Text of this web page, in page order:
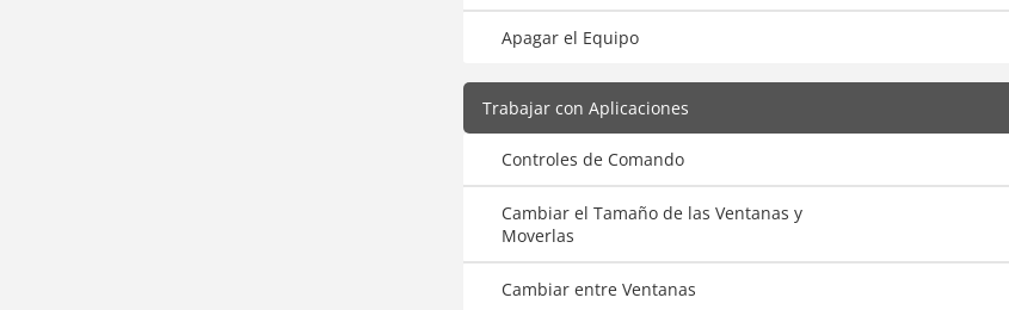
Apagar el Equipo
Trabajar con Aplicaciones
Controles de Comando
Cambiar el Tamaño de las Ventanas y
Moverlas
Cambiar entre Ventanas